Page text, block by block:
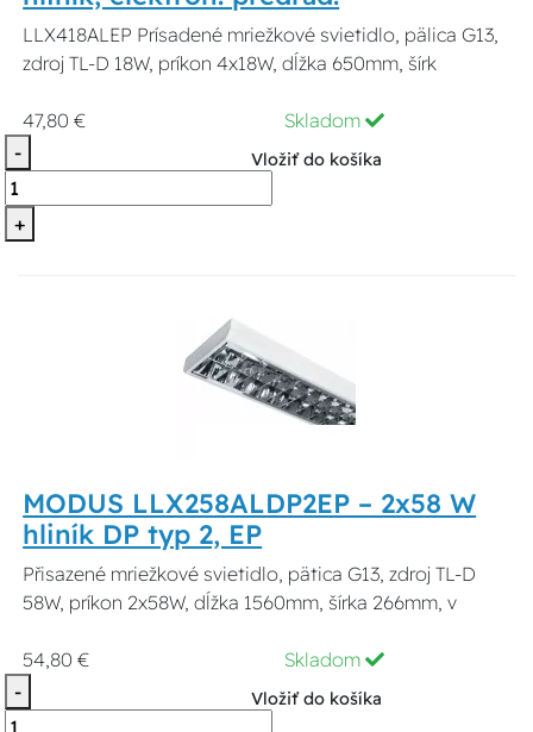
LLX418ALEP Prísadené mriežkové svietidlo, pälica G13,
zdroj TL-D 18W, príkon 4x18W, dĺžka 650mm, šírk
47,80 €
Skladom
-
+
Vložiť do košíka
MODUS LLX258ALDP2EP – 2x58 W
hliník DP typ 2, EP
Přisazené mriežkové svietidlo, pätica G13, zdroj TL-D
58W, príkon 2x58W, dĺžka 1560mm, šírka 266mm, v
54,80 €
Skladom
-
Vložiť do košíka